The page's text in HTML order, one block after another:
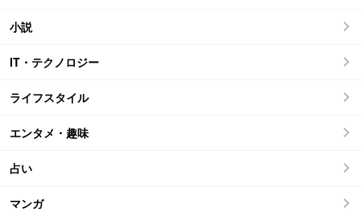
小説
IT・テクノロジー
ライフスタイル
エンタメ・趣味
占い
マンガ